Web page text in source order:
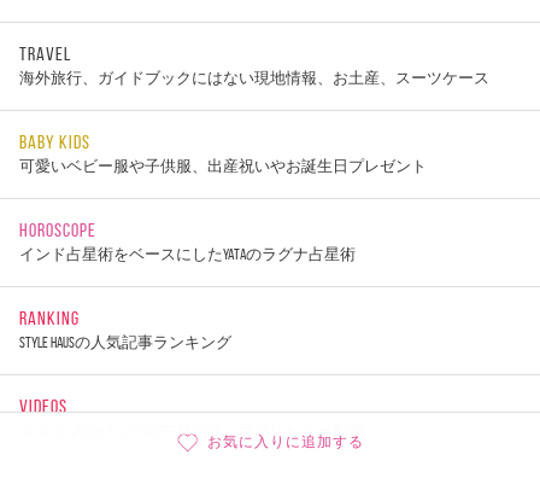
お気に入りに追加する
TRAVEL
海外旅行、ガイドブックにはない現地情報、お土産、スーツケース
BABY KIDS
可愛いベビー服や子供服、出産祝いやお誕生日プレゼント
HOROSCOPE
インド占星術をベースにしたYATAのラグナ占星術
RANKING
STYLE HAUSの人気記事ランキング
VIDEOS
スタッフのバッグの中身紹介、商品レビュー動画